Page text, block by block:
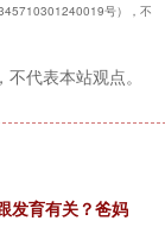
号），不
代表本站观点。
发育有关？爸妈